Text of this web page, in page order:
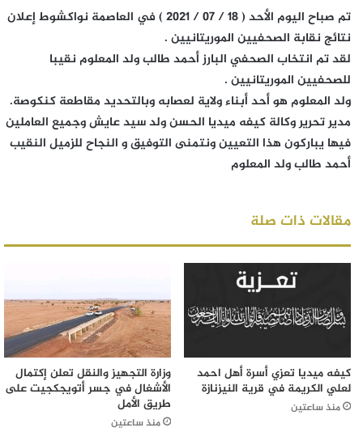
تم صباح اليوم الأحد ( 18 / 07 / 2021 ) في العاصمة نواكشوط إعلان
نتائج نقابة الصحفيين الموريتانيين .
لقد تم انتخاب الصحفي البارز أحمد طالب ولد المعلوم نقيبا
للصحفيين الموريتانيين .
ولد المعلوم هو أحد أبناء ولاية لعصابه وبالتحديد مقاطعة كنكوصة.
مدير تحرير وكالة كيفه ميديا الحسن ولد سيد عايش وجميع العاملين
فيها يباركون هذا التعيين ونتمنى التوفيق و النجاح للزميل النقيب
أحمد طالب ولد المعلوم
مقالات ذات صلة
كيفه ميديا تعزي أسرة أهل احمد
لعلي الكريمة في قرية النيزنازة
منذ ساعتين
وزارة التجهيز والنقل تعلن إكتمال
الأشغال في جسر أتويجكجيت على
طريق الأمل
منذ ساعتين